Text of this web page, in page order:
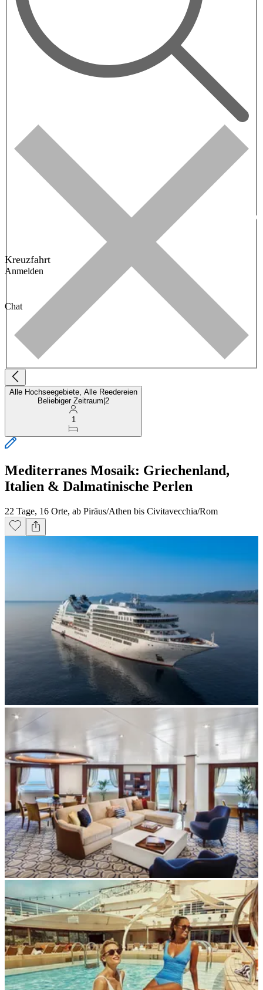
Kreuzfahrt
Anmelden
Chat
Alle Hochseegebiete, Alle Reedereien
Beliebiger Zeitraum 2
1
Mediterranes Mosaik: Griechenland,
Italien & Dalmatinische Perlen
22 Tage, 16 Orte, ab Piräus/Athen bis Civitavecchia/Rom